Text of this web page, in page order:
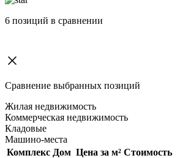
6 позиций в сравнении
Сравнение выбранных позиций
Жилая недвижимость
Коммерческая недвижимость
Кладовые
Машино-места
Комплекс Дом Цена за м² Стоимость